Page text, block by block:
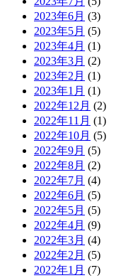
2023年6月 (3)
2023年5月 (5)
2023年4月 (1)
2023年3月 (2)
2023年2月 (1)
2023年1月 (1)
2022年12月 (2)
2022年11月 (1)
2022年10月 (5)
2022年9月 (5)
2022年8月 (2)
2022年7月 (4)
2022年6月 (5)
2022年5月 (5)
2022年4月 (9)
2022年3月 (4)
2022年2月 (5)
2022年1月 (7)